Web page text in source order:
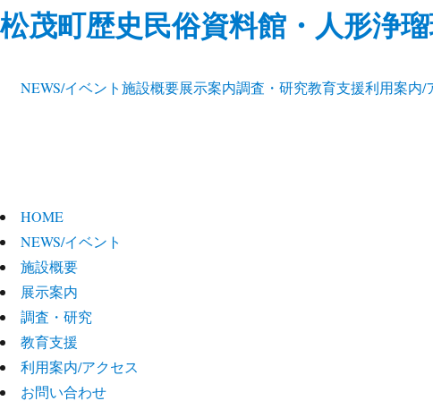
松茂町歴史民俗資料館・人形浄
NEWS/イベント施設概要展示案内調査・研究教育支援利用案内/
HOME
NEWS/イベント
施設概要
展示案内
調査・研究
教育支援
利用案内/アクセス
お問い合わせ